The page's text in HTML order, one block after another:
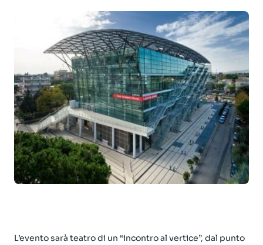
L’evento sarà teatro di un “incontro al vertice”, dal punto